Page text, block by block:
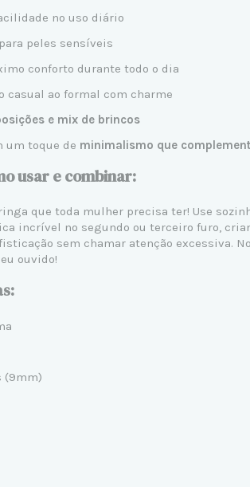
no uso diário
peles sensíveis
conforto durante todo o dia
casual ao formal com charme
e mix de brincos
um toque de minimalismo que
usar e combinar:
que toda mulher precisa ter! Use
incrível no segundo ou terceiro furo,
sem chamar atenção excessiva.
ouvido!
(9mm)